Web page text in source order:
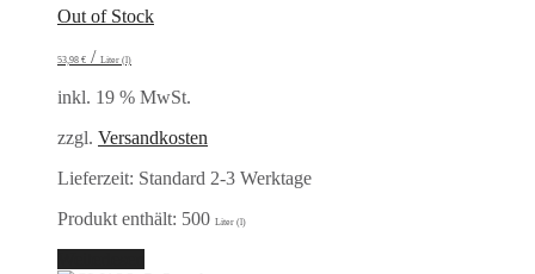
Out of Stock
53,98 € / Liter (l)
inkl. 19 % MwSt.
zzgl. Versandkosten
Lieferzeit: Standard 2-3 Werktage
Produkt enthält: 500 Liter (l)